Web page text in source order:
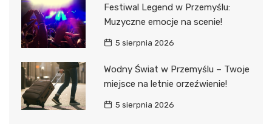
Festiwal Legend w Przemyślu:
Muzyczne emocje na scenie!
5 sierpnia 2026
Wodny Świat w Przemyślu – Twoje
miejsce na letnie orzeźwienie!
5 sierpnia 2026